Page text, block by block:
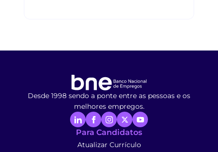
Desde 1998 sendo a ponte entre as pessoas e os
melhores empregos.
Para Candidatos
Atualizar Currículo